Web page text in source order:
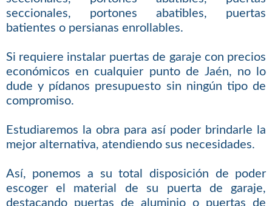
seccionales, portones abatibles, puertas
batientes o persianas enrollables.
Si requiere instalar puertas de garaje con precios
económicos en cualquier punto de Jaén, no lo
dude y pídanos presupuesto sin ningún tipo de
compromiso.
Estudiaremos la obra para así poder brindarle la
mejor alternativa, atendiendo sus necesidades.
Así, ponemos a su total disposición de poder
escoger el material de su puerta de garaje,
destacando puertas de aluminio o puertas de